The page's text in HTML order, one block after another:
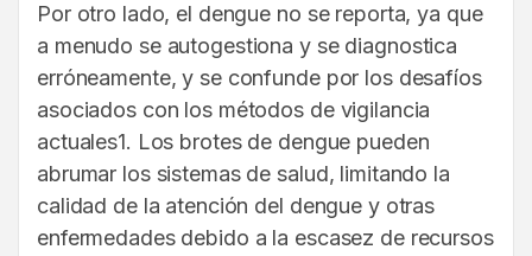
Por otro lado, el dengue no se reporta, ya que
a menudo se autogestiona y se diagnostica
erróneamente, y se confunde por los desafíos
asociados con los métodos de vigilancia
actuales1. Los brotes de dengue pueden
abrumar los sistemas de salud, limitando la
calidad de la atención del dengue y otras
enfermedades debido a la escasez de recursos